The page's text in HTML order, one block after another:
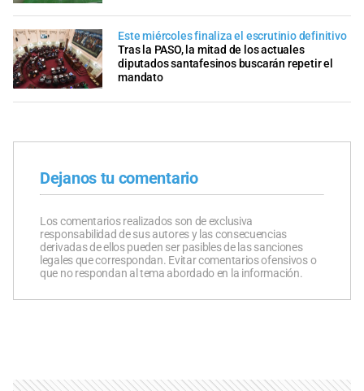
Este miércoles finaliza el escrutinio definitivo
Tras la PASO, la mitad de los actuales
diputados santafesinos buscarán repetir el
mandato
Dejanos tu comentario
Los comentarios realizados son de exclusiva
responsabilidad de sus autores y las consecuencias
derivadas de ellos pueden ser pasibles de las sanciones
legales que correspondan. Evitar comentarios ofensivos o
que no respondan al tema abordado en la información.